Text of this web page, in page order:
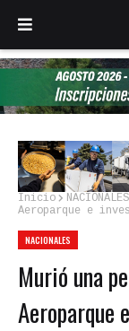
Inicio NACIONALES
Aeroparque e
NACIONALES
Murió una
Aeroparque